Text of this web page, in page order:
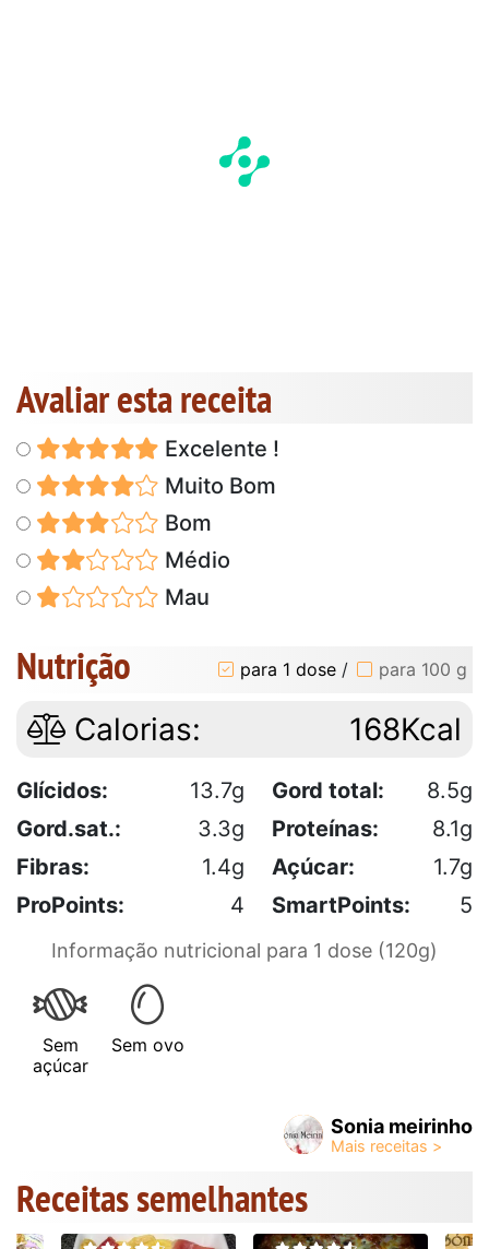
Avaliar esta receita
Excelente !
Muito Bom
Bom
Médio
Mau
Nutrição para 1 dose / para 100 g
Calorias: 168Kcal
Glícidos: 13.7g Gord total:
8.5g
Gord.sat.:
3.3g Proteínas:
8.1g
Fibras:
1.4g Açúcar:
1.7g
ProPoints:
4 SmartPoints: 5
Informação nutricional para 1 dose (120g)
Sem
açúcar
Sem ovo
Sonia meirinho
Receitas semelhantes